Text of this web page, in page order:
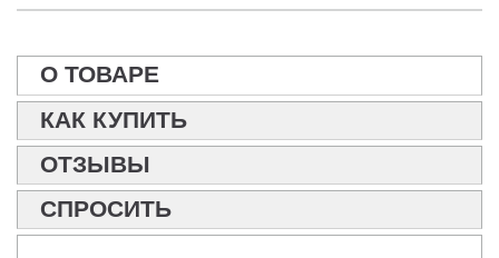
О ТОВАРЕ
КАК КУПИТЬ
ОТЗЫВЫ
СПРОСИТЬ